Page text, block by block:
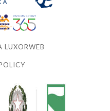
LUXORWEB